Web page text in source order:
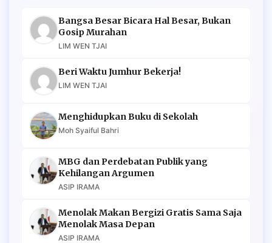
Bangsa Besar Bicara Hal Besar, Bukan
Gosip Murahan
LIM WEN TJAI
Beri Waktu Jumhur Bekerja!
LIM WEN TJAI
Menghidupkan Buku di Sekolah
Moh Syaiful Bahri
MBG dan Perdebatan Publik yang
Kehilangan Argumen
ASIP IRAMA
Menolak Makan Bergizi Gratis Sama Saja
Menolak Masa Depan
ASIP IRAMA